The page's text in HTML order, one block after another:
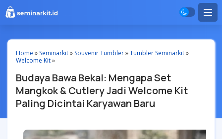
Home » Seminarkit» Souvenir Tumbler»Tumbler Seminarkit»
Welcome Kit»
Budaya Bawa Bekal: Mengapa Set
Mangkok & Cutlery Jadi Welcome Kit
Paling Dicintai Karyawan Baru